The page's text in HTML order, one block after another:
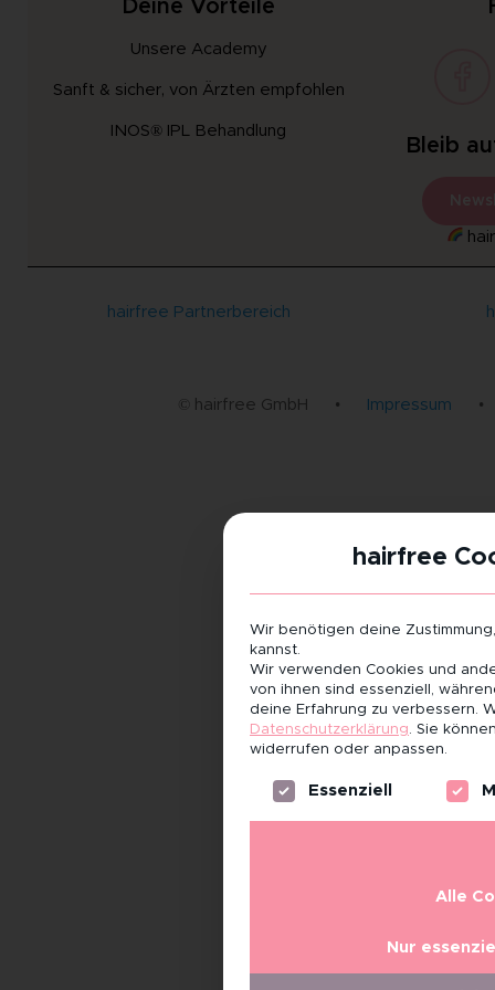
Deine Vorteile
Unsere Academy
Sanft & sicher, von Ärzten empfohlen
INOS® IPL Behandlung
Bleib
hairfree Partnerbereich
© hairfree GmbH • Impressum •
hairfree
Wir benötigen deine
kannst.
Wir verwenden Cookies und
von ihnen sind essenziell,
deine Erfahrung zu verbessern.
Datenschutzerklärung. Sie
widerrufen oder anpassen.
Es folgt eine Liste der
Essenziell
Alle
Nur